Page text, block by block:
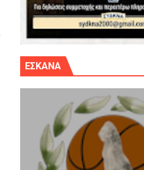
κλ. Αγίου Δημητρίου την Κυριακή
του αγώνα)
τον Προφήτη Ηλία 78-74 στα
ΕΣΚΑΝΑ